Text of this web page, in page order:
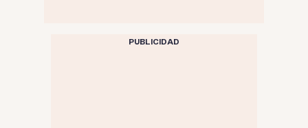
PUBLICIDAD